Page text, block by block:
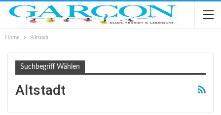
Home Altstadt
Suchbegriff Wählen
Altstadt